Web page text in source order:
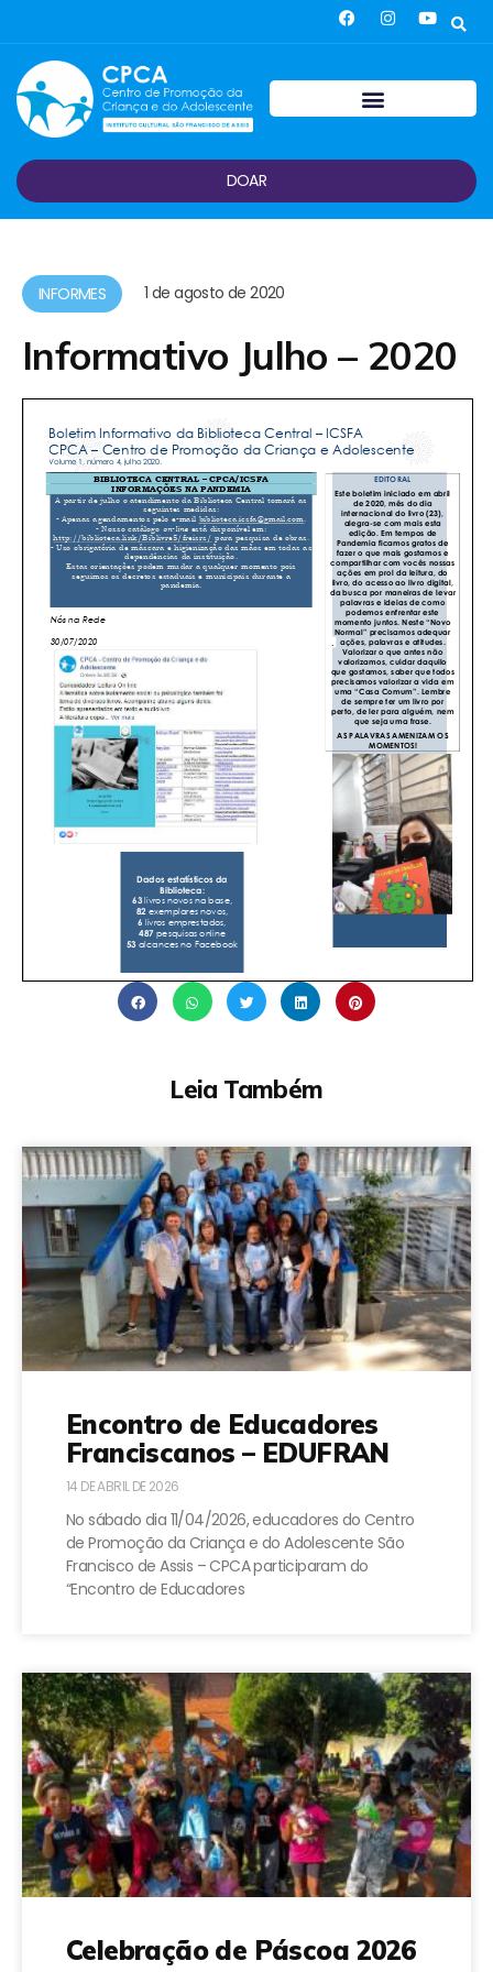
DOAR
INFORMES 1 de agosto de 2020
Informativo Julho – 2020
Leia Também
Encontro de Educadores
Franciscanos – EDUFRAN
14 DE ABRIL DE 2026
No sábado dia 11/04/2026, educadores do Centro
de Promoção da Criança e do Adolescente São
Francisco de Assis – CPCA participaram do
“Encontro de Educadores
Celebração de Páscoa 2026